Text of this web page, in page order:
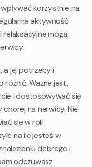
korzystnie na
aktywność
relaksacyjne mogą
a jej potrzeby i
różnić. Ważne jest,
i dostosowywać się
na nerwicę. Nie
się w roli
na ile jesteś w
dobrego i
odczuwasz